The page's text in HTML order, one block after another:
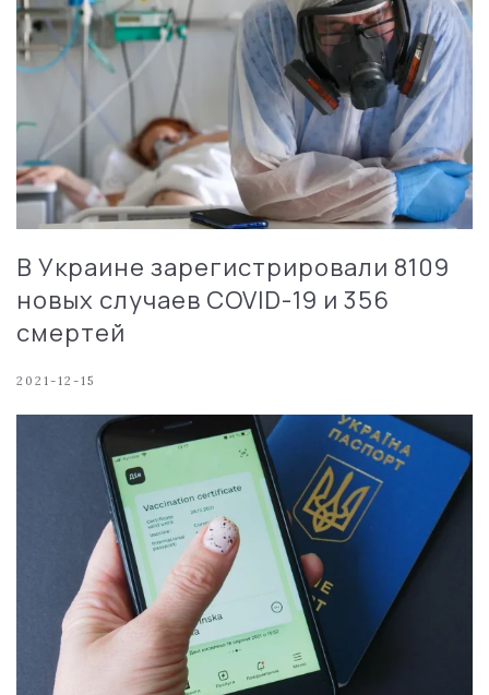
В Украине зарегистрировали 8109
новых случаев COVID-19 и 356
смертей
2021-12-15